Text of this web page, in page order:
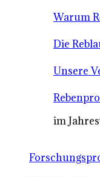
Warum
Die
Unsere
im